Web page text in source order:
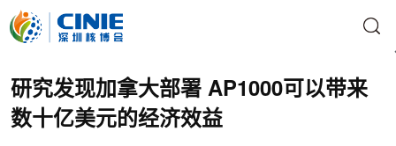
研究发现加拿大部署 AP1000可以带来
数十亿美元的经济效益